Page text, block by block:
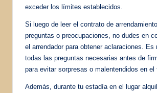
exceder los límites establecidos.
Si luego de leer el contrato de
preguntas o preocupaciones, no dudes en
el arrendador para obtener aclaraciones. Es
todas las preguntas necesarias antes de
para evitar sorpresas o malentendidos en el
Además, durante tu estadía en el lugar